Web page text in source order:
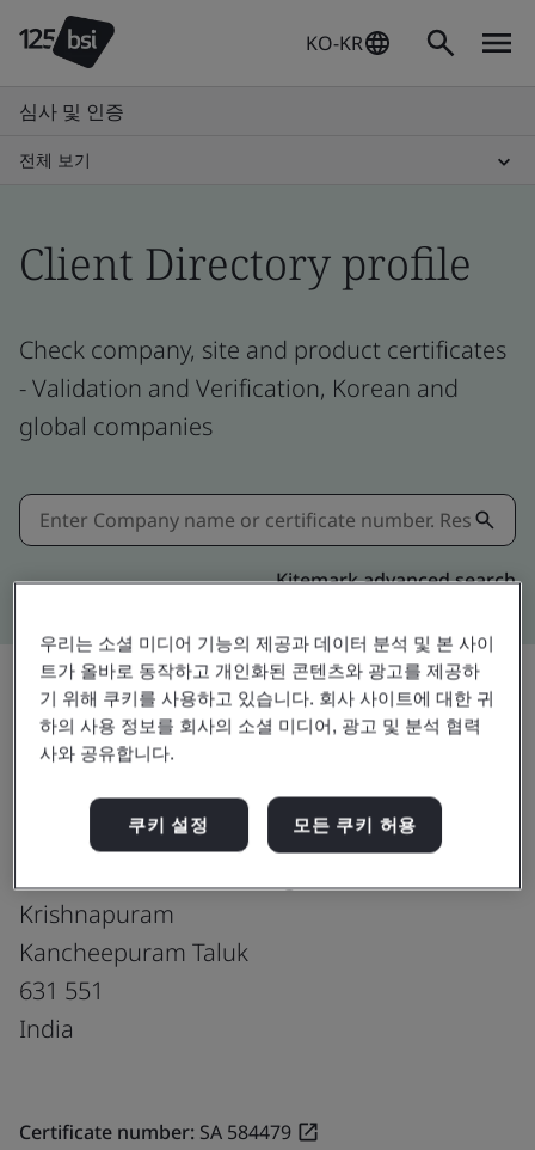
KO-KR
심사 및 인증
전체 보기
Client Directory profile
Check company, site and product certificates
- Validation and Verification, Korean and
global companies
Kitemark advanced search
공유: 업그레이드
BBK Exports Private Limited
Krishnapuram
Kancheepuram Taluk
631 551
India
Certificate number: SA 584479
우리는 소셜 미디어 기능의 제공과 데이터 분석 및 본 사이
트가 올바로 동작하고 개인화된 콘텐츠와 광고를 제공하
기 위해 쿠키를 사용하고 있습니다. 회사 사이트에 대한 귀
하의 사용 정보를 회사의 소셜 미디어, 광고 및 분석 협력
사와 공유합니다.
쿠키 설정 모든 쿠키 허용